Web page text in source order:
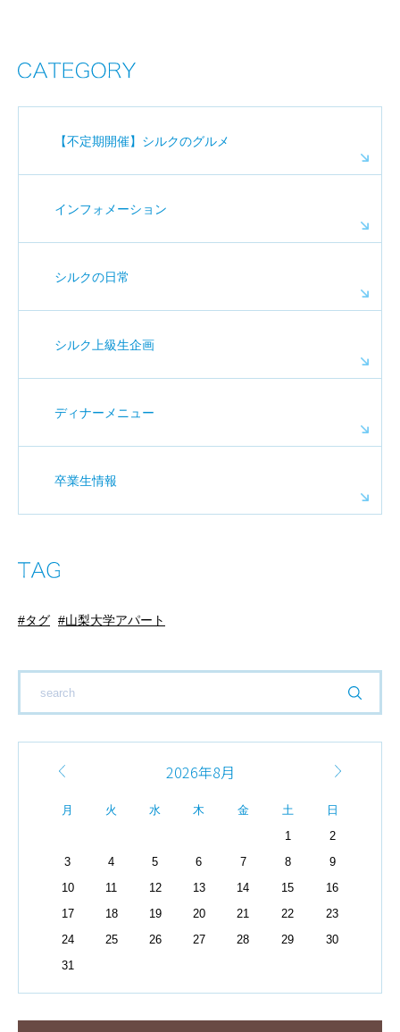
【不定期開催】シルクのグルメ
インフォメーション
シルクの日常
シルク上級生企画
ディナーメニュー
卒業生情報
タグ 山梨大学アパート
2026年8月
月 火 水 木 金 土
日
1
2
3
4 5 6 7 8
9
10
11 12 13 14 15
16
17
18 19 20 21 22
23
24
25 26 27 28 29
30
31